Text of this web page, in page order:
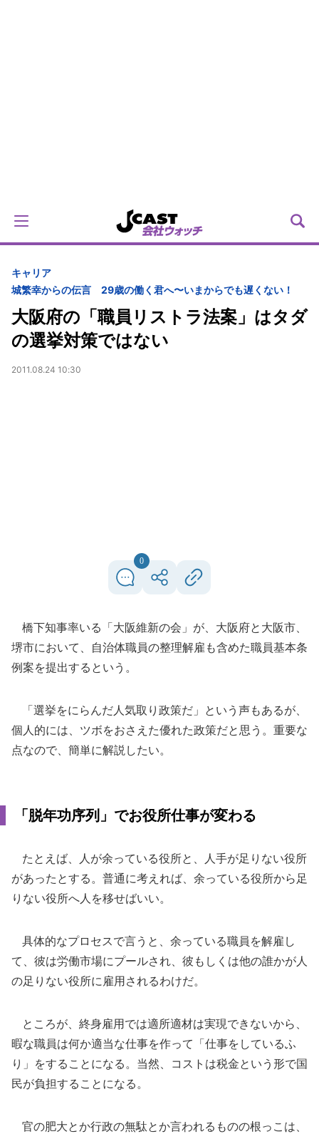
キャリア
城繁幸からの伝言 29歳の働く君へ〜いまからでも遅くない！
大阪府の「職員リストラ法案」はタダ
の選挙対策ではない
2011.08.24 10:30
0
橋下知事率いる「大阪維新の会」が、大阪府と大阪市、
堺市において、自治体職員の整理解雇も含めた職員基本条
例案を提出するという。
「選挙をにらんだ人気取り政策だ」という声もあるが、
個人的には、ツボをおさえた優れた政策だと思う。重要な
点なので、簡単に解説したい。
「脱年功序列」でお役所仕事が変わる
たとえば、人が余っている役所と、人手が足りない役所
があったとする。普通に考えれば、余っている役所から足
りない役所へ人を移せばいい。
具体的なプロセスで言うと、余っている職員を解雇し
て、彼は労働市場にプールされ、彼もしくは他の誰かが人
の足りない役所に雇用されるわけだ。
ところが、終身雇用では適所適材は実現できないから、
暇な職員は何か適当な仕事を作って「仕事をしているふ
り」をすることになる。当然、コストは税金という形で国
民が負担することになる。
官の肥大とか行政の無駄とか言われるものの根っこは、